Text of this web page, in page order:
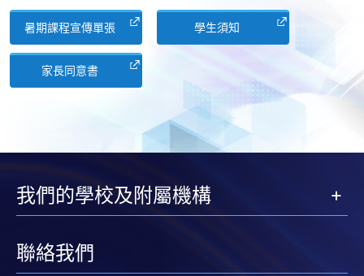
暑期課程宣傳單張 學生須知
家長同意書
我們的學校及附屬機構
聯絡我們